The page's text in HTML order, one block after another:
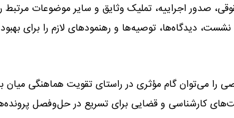
صدور اجراییه، تملیک وثایق و سایر موضوعات مرتبط
دیدگاه‌ها، توصیه‌ها و رهنمودهای لازم را برای
را می‌توان گام مؤثری در راستای تقویت هماهنگی
کارشناسی و قضایی برای تسریع در حل‌وفصل پرونده‌ها